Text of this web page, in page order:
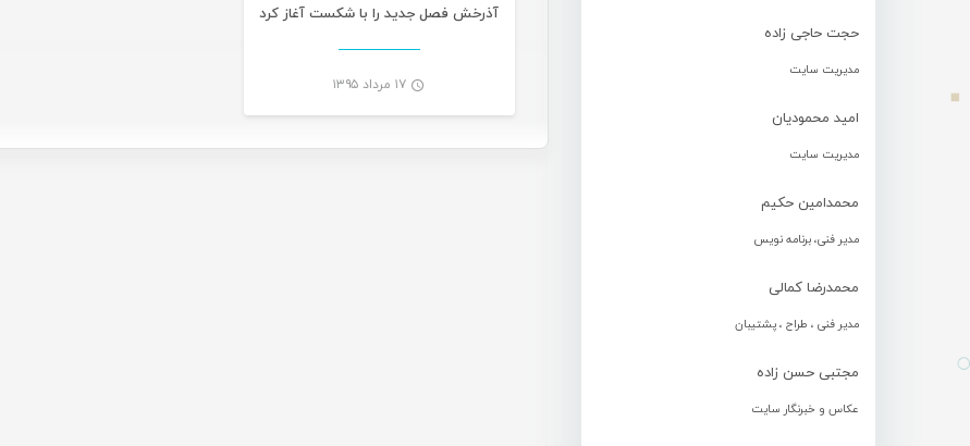
حجت حاجی زاده
مدیریت سایت
امید محمودیان
مدیریت سایت
محمدامین حکیم
مدیر فنی، برنامه نویس
محمدرضا کمالی
مدیر فنی ، طراح ، پشتیبان
مجتبی حسن زاده
عکاس و خبرنگار سایت
آذرخش فصل جدید را با شکست آغاز کرد
۱۷ مرداد ۱۳۹۵